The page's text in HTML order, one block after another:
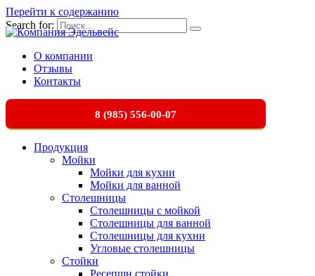
Перейти к содержанию
Search for:
О компании
Отзывы
Контакты
8 (985) 556-00-07
Продукция
Мойки
Мойки для кухни
Мойки для ванной
Столешницы
Столешницы с мойкой
Столешницы для ванной
Столешницы для кухни
Угловые столешницы
Стойки
Ресепшн стойки